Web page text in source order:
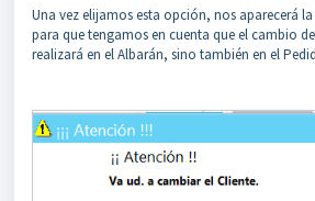
Una vez elijamos esta opción, nos aparecerá
para que tengamos en cuenta que el cambio
realizará en el Albarán, sino también en el